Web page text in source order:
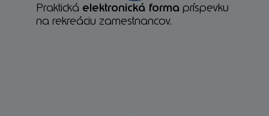
Praktická elektronická forma príspevku
na rekreáciu zamestnancov.